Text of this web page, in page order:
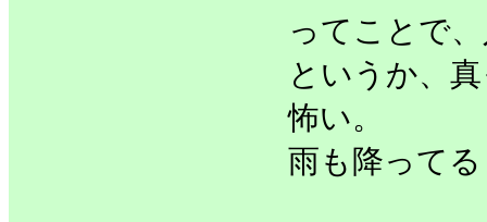
ってことで
というか、
怖い。
雨も降って